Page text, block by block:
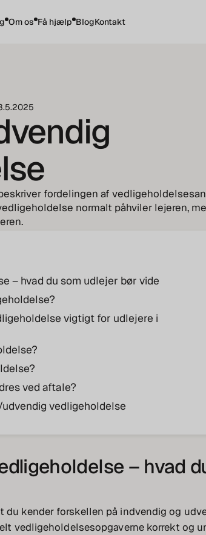
Om os Få hjælp BlogKontakt
fordelingen af
normalt påhviler lejeren,
– hvad du som udlejer bør vide
vigtigt for udlejere i
ved aftale?
vedligeholdelse
– hvad
du kender forskellen på indvendig og
vedligeholdelsesopgaverne korrekt og